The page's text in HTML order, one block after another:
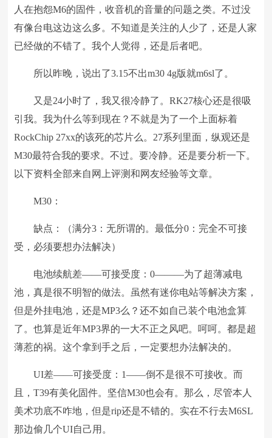
人在抱怨M6的固件，收音机的音量的问题之类。不过没
有像台电这边这么多。不知道是关注的人少了，还是人家
已经做的不错了。我个人觉得，还是后者吧。
所以昨晚，说出了3.15不出m30 4g版就m6sl了。
又是24小时了，我又很冷静了。RK27核心还是很吸
引我。我为什么等到现在？不就是为了一个上面标着
RockChip 27xx的该死的芯片么。27系列里面，纵观还是
M30最符合我的要求。不过。要冷静。还是要分析一下。
以下资料全部来自网上评测和网友经验等文章。
M30：
缺点：（满分3：无所谓的。最低分0：完全不可接
受，必须要想办法解决）
电池续航差——可接受度：0———为了超薄减电
池，真是很不明智的做法。虽然有迷你电站等解决方案，
但是外挂电池，还是MP3么？还不如自己装个电池盒算
了。也算是近年MP3界的一大不正之风吧。呵呵。都是超
薄惹的祸。这个拿到手之后，一定要想办法解决的。
UI差——可接受度：1——倒不是很不可接收。而
且，T39有美化固件。坚信M30也会有。那么，尽管本人
美术功底不咋地，但是rip还是不错的。实在不行去M6SL
那边偷几个UI自己用。